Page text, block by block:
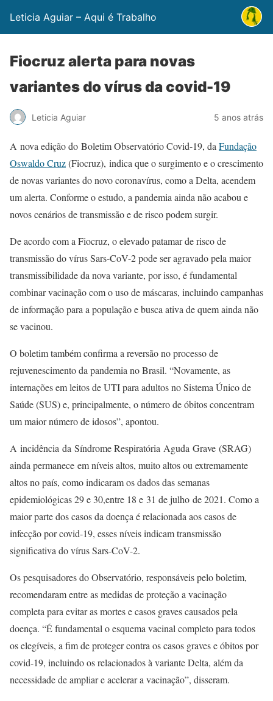
Leticia Aguiar – Aqui é Trabalho
Fiocruz alerta para novas
variantes do vírus da covid-19
Leticia Aguiar 5 anos atrás
A nova edição do Boletim Observatório Covid-19, da Fundação
Oswaldo Cruz(Fiocruz), indica que o surgimento e o crescimento
de novas variantes do novo coronavírus, como a Delta, acendem
um alerta. Conforme o estudo, a pandemia ainda não acabou e
novos cenários de transmissão e de risco podem surgir.
De acordo com a Fiocruz, o elevado patamar de risco de
transmissão do vírus Sars-CoV-2 pode ser agravado pela maior
transmissibilidade da nova variante, por isso, é fundamental
combinar vacinação com o uso de máscaras, incluindo campanhas
de informação para a população e busca ativa de quem ainda não
se vacinou.
O boletim também confirma a reversão no processo de
rejuvenescimento da pandemia no Brasil. “Novamente, as
internações em leitos de UTI para adultos no Sistema Único de
Saúde (SUS) e, principalmente, o número de óbitos concentram
um maior número de idosos”, apontou.
A incidência da Síndrome Respiratória Aguda Grave (SRAG)
ainda permanece em níveis altos, muito altos ou extremamente
altos no país, como indicaram os dados das semanas
epidemiológicas 29 e 30,entre 18 e 31 de julho de 2021. Como a
maior parte dos casos da doença é relacionada aos casos de
infecção por covid-19, esses níveis indicam transmissão
significativa do vírus Sars-CoV-2.
Os pesquisadores do Observatório, responsáveis pelo boletim,
recomendaram entre as medidas de proteção a vacinação
completa para evitar as mortes e casos graves causados pela
doença. “É fundamental o esquema vacinal completo para todos
os elegíveis, a fim de proteger contra os casos graves e óbitos por
covid-19, incluindo os relacionados à variante Delta, além da
necessidade de ampliar e acelerar a vacinação”, disseram.